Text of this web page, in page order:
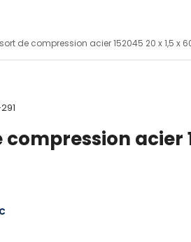
de compression acier 152045 20 x 1,5 x
compression acier